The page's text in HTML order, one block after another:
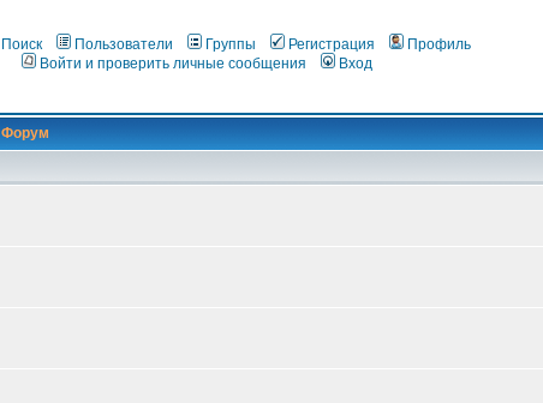
Поиск Пользователи Группы Регистрация
Профиль
Войти и проверить личные сообщения
Вход
Форум